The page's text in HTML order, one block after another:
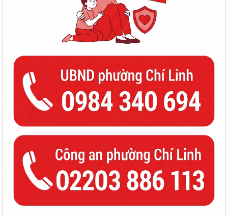
TỔ ĐẠI BIỂU SỐ 18 HĐND THÀNH PHỐ HẢI PHÒNG TIẾP XÚC CỬ TRI
TRƯỚC KỲ HỌP THƯỜNG LỆ GIỮA NĂM 2026
CHỨNG THƯ CHỮ KÝ SỐ CỦA BAN CƠ YẾU CHO 100%...
96 NĂM – CHẶNG ĐƯỜNG VẺ VANG, TỰ HÀO CỦA CÔNG TÁC TUYÊN
GIÁO CỦA ĐẢNG
THÔNG BÁO Niêm yết công khai kết quả rà soát các đối tượng thuộc
hộ nghèo, hộ cận nghèo, hộ thoát...
TÍCH CỰC THAM GIA CHUYỂN ĐỔI SỐ, THANH TOÁN KHÔNG DÙNG
TIỀN MẶT VÀ BẢN ĐỒ ẨM THỰC SỐ HẢI PHÒNG –...
CHUYỂN ĐỔI SỐ – ĐỘNG LỰC XÂY DỰNG CHÍNH QUYỀN PHỤC VỤ, XÃ
HỘI VĂN MINH, HIỆN ĐẠI
HĐND PHƯỜNG CHÍ LINH KHÓA II TỔ CHỨC THÀNH CÔNG KỲ HỌP THỨ